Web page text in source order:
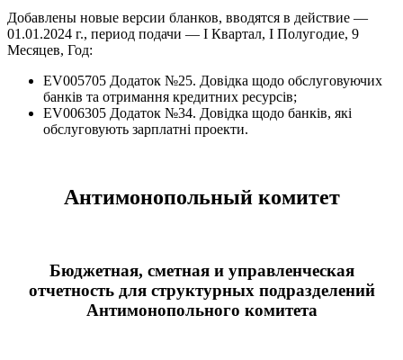
Добавлены новые версии бланков, вводятся в действие —
01.01.2024 г., период подачи — І Квартал, І Полугодие, 9
Месяцев, Год:
EV005705 Додаток №25. Довiдка щодо обслуговуючих
банкiв та отримання кредитних ресурсiв;
EV006305 Додаток №34. Довiдка щодо банкiв, якi
обслуговують зарплатнi проекти.
Антимонопольный комитет
Бюджетная, сметная и управленческая
отчетность для структурных подразделений
Антимонопольного комитета